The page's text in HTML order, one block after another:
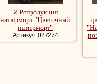
₴ Репродукция
натюрморт "Цветочный
натюрморт"
Артикул: 027274